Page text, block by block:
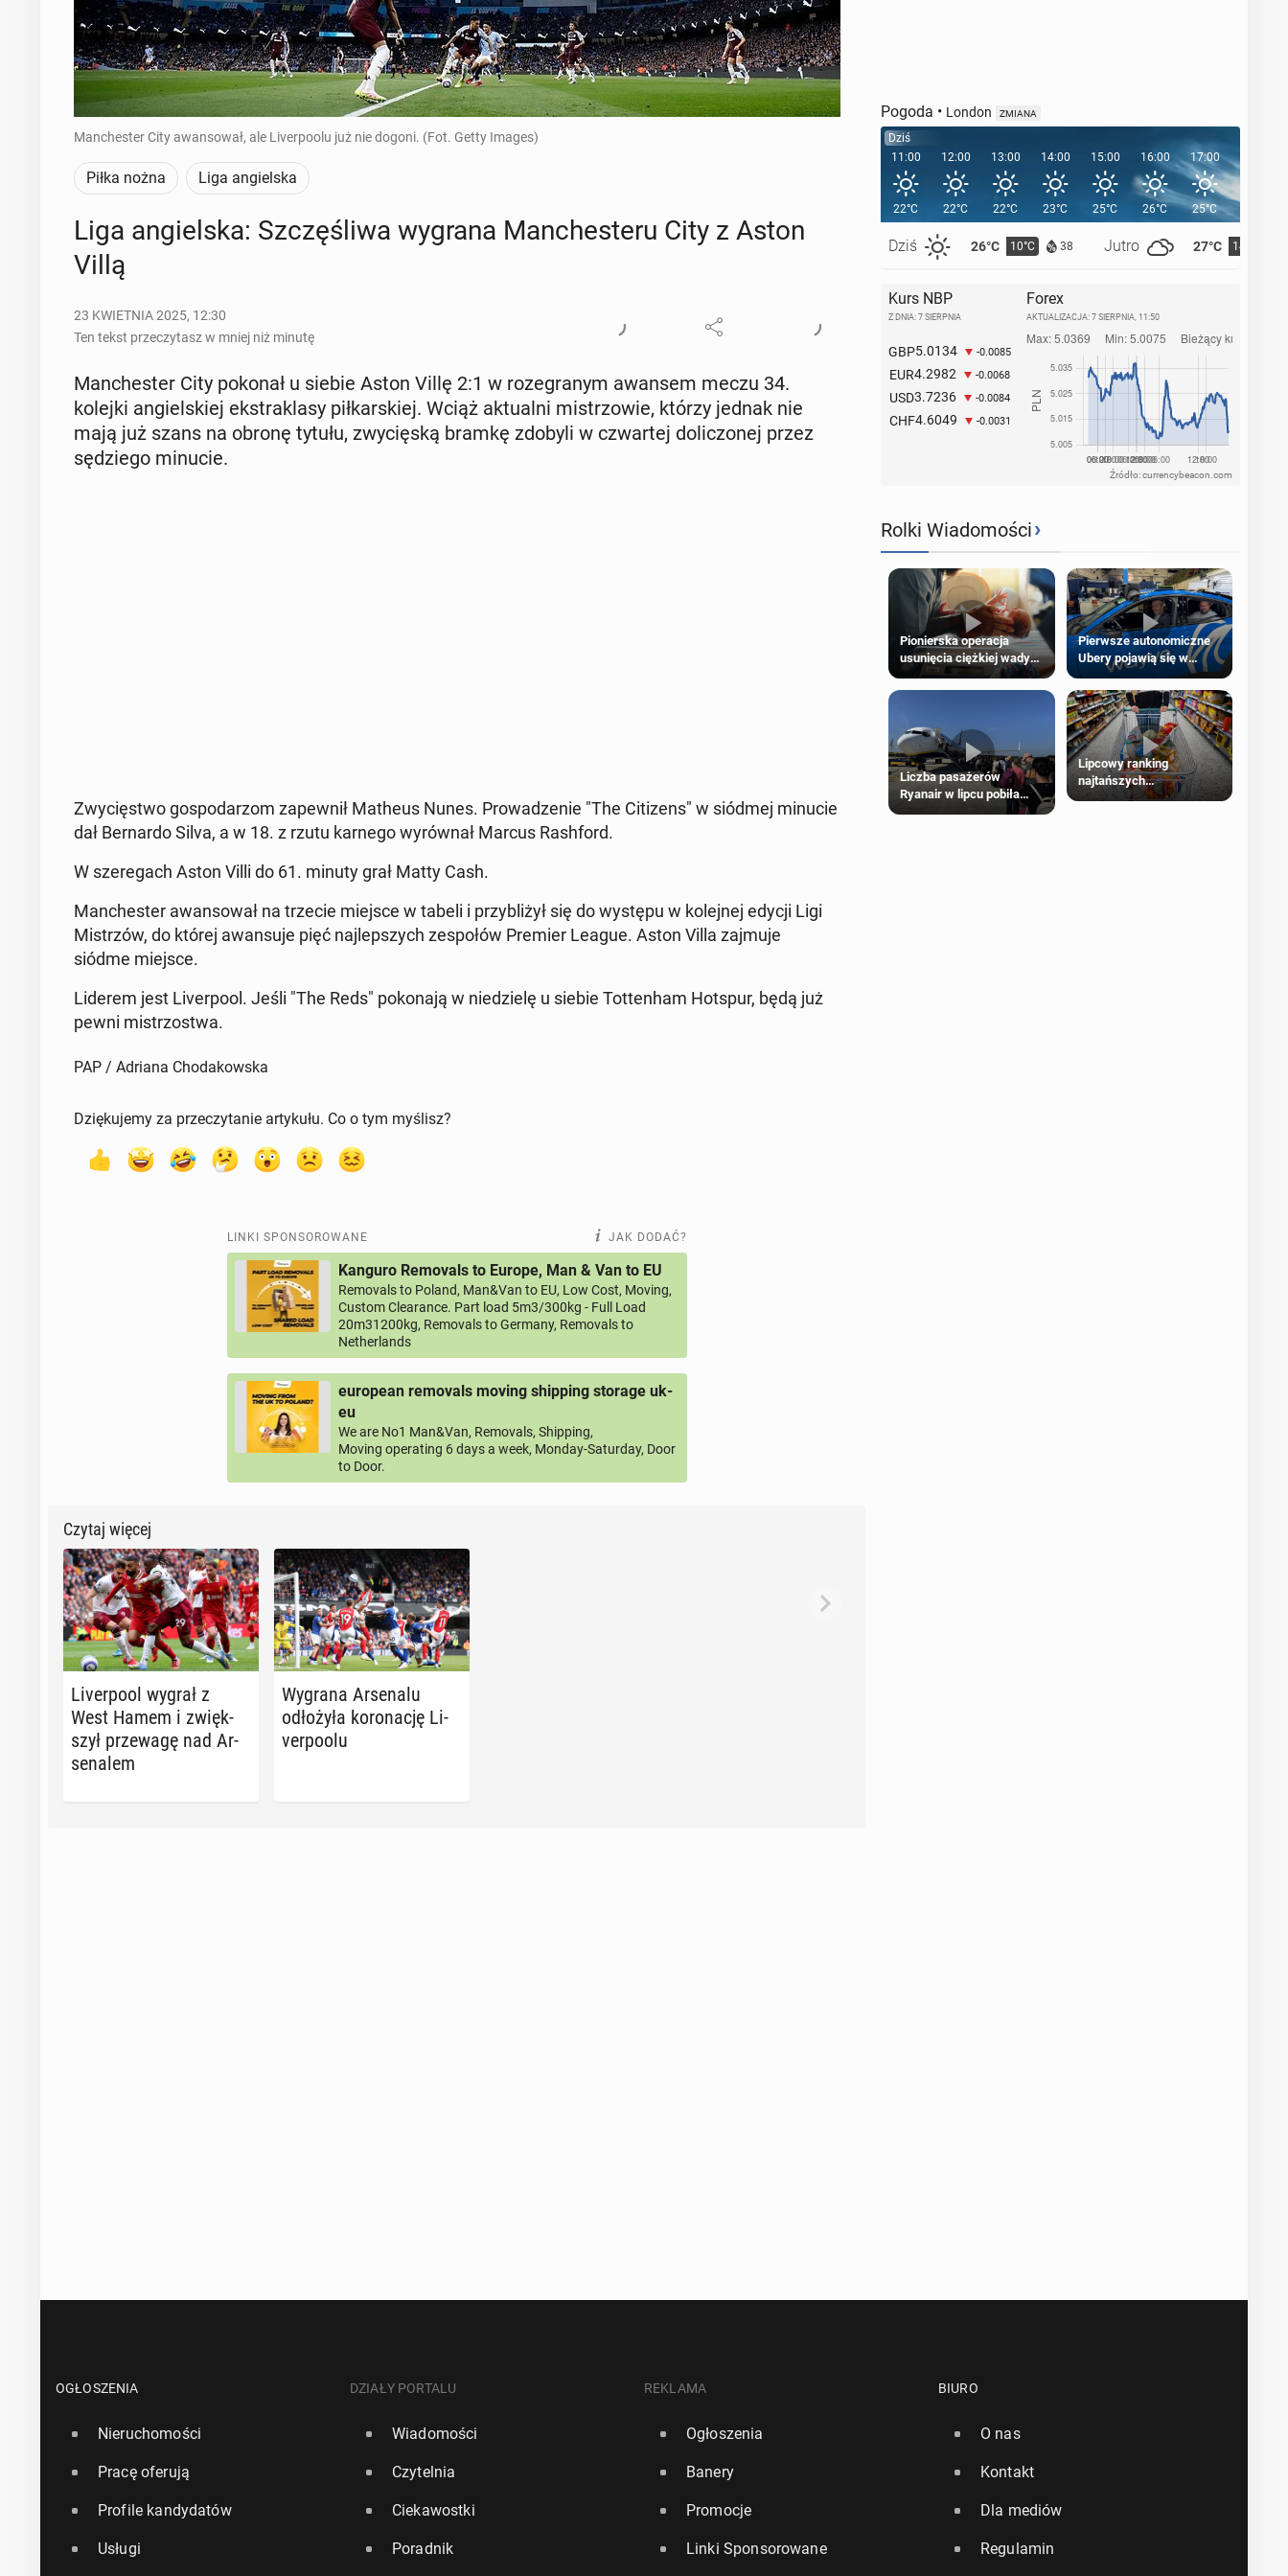
Manchester City awansował, ale Liverpoolu już nie dogoni. (Fot. Getty Images)
Piłka nożna Liga angielska
Liga an­giel­ska: Szczę­śli­wa wygrana Man­che­ste­ru City z Aston
Villą
23 KWIETNIA 2025, 12:30
Ten tekst przeczytasz w mniej niż minutę
Man­che­ster City pokonał u siebie Aston Villę 2:1 w ro­ze­gra­nym awansem meczu 34.
kolejki an­giel­skiej eks­tra­kla­sy pił­kar­skiej. Wciąż ak­tu­al­ni mi­strzo­wie, którzy jednak nie
mają już szans na obronę tytułu, zwy­cię­ską bramkę zdobyli w czwar­tej do­li­czo­nej przez
sę­dzie­go minucie.
Zwy­cię­stwo go­spo­da­rzom za­pew­nił Matheus Nunes. Pro­wa­dze­nie "The Ci­ti­zens" w siódmej minucie
dał Ber­nar­do Silva, a w 18. z rzutu karnego wy­rów­nał Marcus Ra­sh­ford.
W sze­re­gach Aston Villi do 61. minuty grał Matty Cash.
Man­che­ster awan­so­wał na trzecie miejsce w tabeli i przy­bli­żył się do występu w ko­lej­nej edycji Ligi
Mi­strzów, do której awan­su­je pięć naj­lep­szych ze­spo­łów Premier League. Aston Villa zajmuje
siódme miejsce.
Liderem jest Li­ver­po­ol. Jeśli "The Reds" po­ko­na­ją w nie­dzie­lę u siebie Tot­ten­ham Hotspur, będą już
pewni mi­strzo­stwa.
PAP / Adriana Chodakowska
Dziękujemy za przeczytanie artykułu. Co o tym myślisz?
LINKI SPONSOROWANE JAK DODAĆ?
Kanguro Removals to Europe, Man & Van to EU
Removals to Poland, Man&Van to EU, Low Cost, Moving,
Custom Clearance. Part load 5m3/300kg - Full Load
20m31200kg, Removals to Germany, Removals to
Netherlands
european removals moving shipping storage uk-
eu
We are No1 Man&Van, Removals, Shipping,
Moving operating 6 days a week, Monday-Saturday, Door
to Door.
Czytaj więcej
Li­ver­po­ol wygrał z
West Hamem i zwięk­
szył prze­wa­gę nad Ar­
se­na­lem
Wygrana Ar­se­na­lu
odło­ży­ła ko­ro­na­cję Li­
ver­po­olu
Pogoda • London ZMIANA
Dziś
11:00
22°C
Dziś 26°C 10°C 38 Jutro 27°C 14°C
12:00
22°C
13:00
22°C
14:00
23°C
15:00
25°C
16:00
26°C
17:00
25°C
18:00
Kurs NBP
Z DNIA: 7 SIERPNIA
GBP5.0134 -0.0085
EUR4.2982 -0.0068
USD3.7236 -0.0084
CHF4.6049 -0.0031
Forex
AKTUALIZACJA: 7 SIERPNIA, 11:50
Źródło: currencybeacon.com
Rolki Wiadomości›
Pionierska operacja
usunięcia ciężkiej wady
wrodzonej płodu w łonie
matki
Pierwsze autonomiczne
Ubery pojawią się w
Londynie jeszcze tego
lata
Liczba pasażerów
Ryanair w lipcu pobiła
rekord
Lipcowy ranking
najtańszych
supermarketów
OGŁOSZENIA
Nieruchomości
Pracę oferują
Profile kandydatów
Usługi
DZIAŁY PORTALU
Wiadomości
Czytelnia
Ciekawostki
Poradnik
REKLAMA
Ogłoszenia
Banery
Promocje
Linki Sponsorowane
BIURO
O nas
Kontakt
Dla mediów
Regulamin